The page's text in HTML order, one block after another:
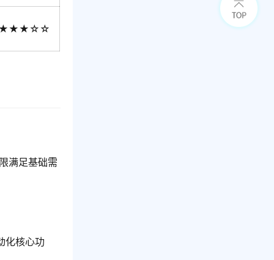
满足基础需
化核心功